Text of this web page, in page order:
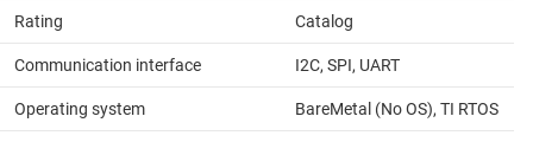
Rating Catalog
Communication interface I2C, SPI, UART
Operating system BareMetal (No OS), TI RTOS